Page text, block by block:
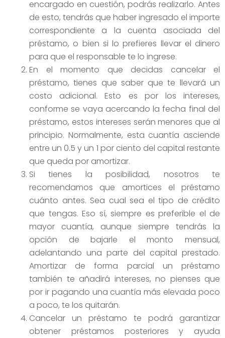
encargado en cuestión, podrás realizarlo. Antes
de esto, tendrás que haber ingresado el importe
correspondiente a la cuenta asociada del
préstamo, o bien si lo prefieres llevar el dinero
para que el responsable te lo ingrese.
En el momento que decidas cancelar el
préstamo, tienes que saber que te llevará un
costo adicional. Esto es por los intereses,
conforme se vaya acercando la fecha final del
préstamo, estos intereses serán menores que al
principio. Normalmente, esta cuantía asciende
entre un 0.5 y un 1 por ciento del capital restante
que queda por amortizar.
Si tienes la posibilidad, nosotros te
recomendamos que amortices el préstamo
cuánto antes. Sea cual sea el tipo de crédito
que tengas. Eso sí, siempre es preferible el de
mayor cuantía, aunque siempre tendrás la
opción de bajarle el monto mensual,
adelantando una parte del capital prestado.
Amortizar de forma parcial un préstamo
también te añadirá intereses, no pienses que
por ir pagando una cuantía más elevada poco
a poco, te los quitarán.
Cancelar un préstamo te podrá garantizar
obtener préstamos posteriores y ayuda